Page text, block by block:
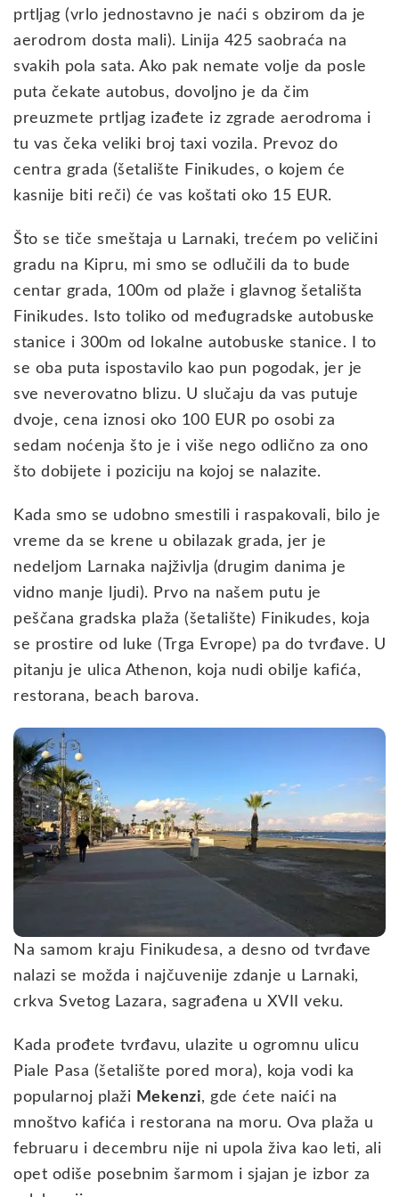
prtljag (vrlo jednostavno je naći s obzirom da je
aerodrom dosta mali). Linija 425 saobraća na
svakih pola sata. Ako pak nemate volje da posle
puta čekate autobus, dovoljno je da čim
preuzmete prtljag izađete iz zgrade aerodroma i
tu vas čeka veliki broj taxi vozila. Prevoz do
centra grada (šetalište Finikudes, o kojem će
kasnije biti reči) će vas koštati oko 15 EUR.
Što se tiče smeštaja u Larnaki, trećem po veličini
gradu na Kipru, mi smo se odlučili da to bude
centar grada, 100m od plaže i glavnog šetališta
Finikudes. Isto toliko od međugradske autobuske
stanice i 300m od lokalne autobuske stanice. I to
se oba puta ispostavilo kao pun pogodak, jer je
sve neverovatno blizu. U slučaju da vas putuje
dvoje, cena iznosi oko 100 EUR po osobi za
sedam noćenja što je i više nego odlično za ono
što dobijete i poziciju na kojoj se nalazite.
Kada smo se udobno smestili i raspakovali, bilo je
vreme da se krene u obilazak grada, jer je
nedeljom Larnaka najživlja (drugim danima je
vidno manje ljudi). Prvo na našem putu je
peščana gradska plaža (šetalište) Finikudes, koja
se prostire od luke (Trga Evrope) pa do tvrđave. U
pitanju je ulica Athenon, koja nudi obilje kafića,
restorana, beach barova.
Na samom kraju Finikudesa, a desno od tvrđave
nalazi se možda i najčuvenije zdanje u Larnaki,
crkva Svetog Lazara, sagrađena u XVII veku.
Kada prođete tvrđavu, ulazite u ogromnu ulicu
Piale Pasa (šetalište pored mora), koja vodi ka
popularnoj plaži Mekenzi, gde ćete naići na
mnoštvo kafića i restorana na moru. Ova plaža u
februaru i decembru nije ni upola živa kao leti, ali
opet odiše posebnim šarmom i sjajan je izbor za